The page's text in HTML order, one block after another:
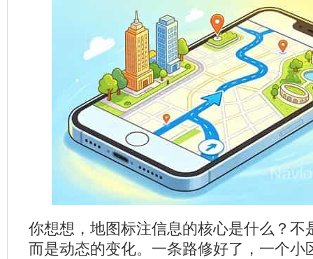
你想想，地图标注信息的核心是什么？不
而是动态的变化。一条路修好了，一个小